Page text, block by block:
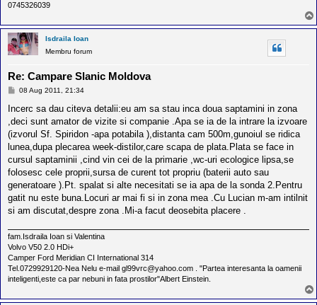
0745326039
Isdraila Ioan
Membru forum
Re: Campare Slanic Moldova
M
s
j
08 Aug 2011, 21:34
Incerc sa dau citeva detalii:eu am sa stau inca doua saptamini in zona
,deci sunt amator de vizite si companie .Apa se ia de la intrare la izvoare
(izvorul Sf. Spiridon -apa potabila ),distanta cam 500m,gunoiul se ridica
lunea,dupa plecarea week-distilor,care scapa de plata.Plata se face in
cursul saptaminii ,cind vin cei de la primarie ,wc-uri ecologice lipsa,se
folosesc cele proprii,sursa de curent tot propriu (baterii auto sau
generatoare ).Pt. spalat si alte necesitati se ia apa de la sonda 2.Pentru
gatit nu este buna.Locuri ar mai fi si in zona mea .Cu Lucian m-am intilnit
si am discutat,despre zona .Mi-a facut deosebita placere .
fam.Isdraila Ioan si Valentina
Volvo V50 2.0 HDi+
Camper Ford Meridian CI International 314
Tel.0729929120-Nea Nelu e-mail gl99vrc@yahoo.com . "Partea interesanta la oamenii
inteligenti,este ca par nebuni in fata prostilor"Albert Einstein.